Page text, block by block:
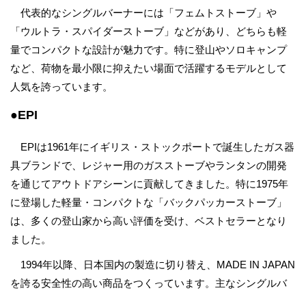
代表的なシングルバーナーには「フェムトストーブ」や
「ウルトラ・スパイダーストーブ」などがあり、どちらも軽
量でコンパクトな設計が魅力です。特に登山やソロキャンプ
など、荷物を最小限に抑えたい場面で活躍するモデルとして
人気を誇っています。
●EPI
EPIは1961年にイギリス・ストックポートで誕生したガス器
具ブランドで、レジャー用のガスストーブやランタンの開発
を通じてアウトドアシーンに貢献してきました。特に1975年
に登場した軽量・コンパクトな「バックパッカーストーブ」
は、多くの登山家から高い評価を受け、ベストセラーとなり
ました。
1994年以降、日本国内の製造に切り替え、MADE IN JAPAN
を誇る安全性の高い商品をつくっています。主なシングルバ